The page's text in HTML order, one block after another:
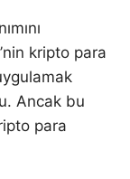
kripto para
Ancak bu
para